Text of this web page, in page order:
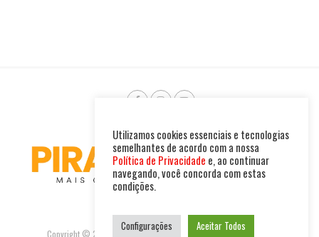
Copyright © 2025. Todos os direitos reservados. PIRAMBU NEWS
Utilizamos cookies essenciais e tecnologias
semelhantes de acordo com a nossa
Política de Privacidade e, ao continuar
navegando, você concorda com estas
condições.
Configurações Aceitar Todos